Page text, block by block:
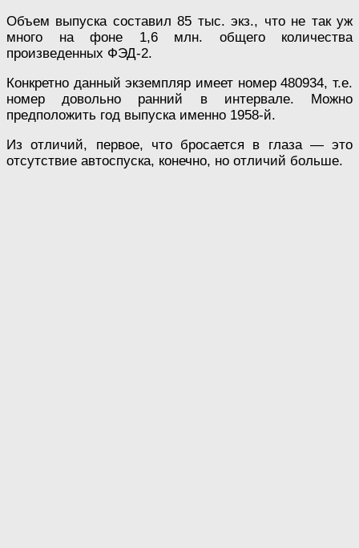
Объем выпуска составил 85 тыс. экз., что не так уж
много на фоне 1,6 млн. общего количества
произведенных ФЭД-2.
Конкретно данный экземпляр имеет номер 480934, т.е.
номер довольно ранний в интервале. Можно
предположить год выпуска именно 1958-й.
Из отличий, первое, что бросается в глаза — это
отсутствие автоспуска, конечно, но отличий больше.